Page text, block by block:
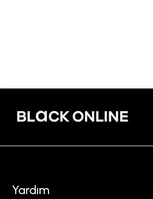
Yardım